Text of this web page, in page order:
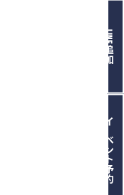
LINE追加
イベント予約